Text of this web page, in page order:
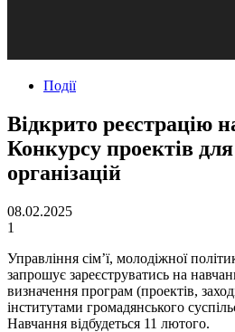
Події
Відкрито реєстрацію
Конкурсу проектів
організацій
08.02.2025
1
Управління сім’ї, молодіжної
запрошує зареєструватись на
визначення програм (проектів,
інститутами громадянського
Навчання відбудеться 11 лютого.